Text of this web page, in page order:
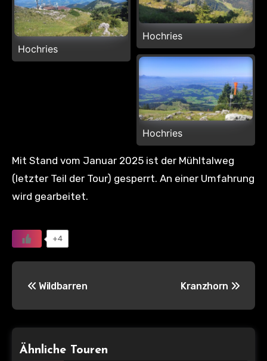
Hochries
Hochries
Hochries
Mit Stand vom Januar 2025 ist der Mühltalweg
(letzter Teil der Tour) gesperrt. An einer Umfahrung
wird gearbeitet.
+4
Wildbarren Kranzhorn
Ähnliche Touren